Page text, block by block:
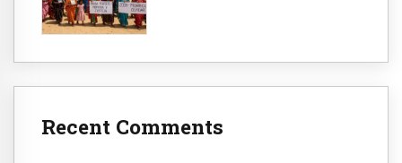
Recent Comments